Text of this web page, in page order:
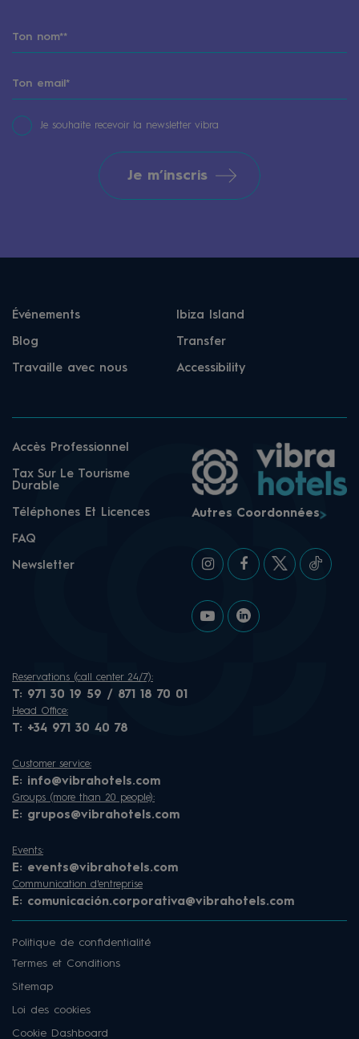
Je souhaite recevoir la newsletter vibra
Je m’inscris
Événements Ibiza Island
Blog Transfer
Travaille avec nous Accessibility
Accès Professionnel
Tax Sur Le Tourisme
Durable
Téléphones Et Licences
FAQ
Newsletter
Autres Coordonnées
Reservations (call center 24/7):
T: 971 30 19 59 / 871 18 70 01
Head Office:
T: +34 971 30 40 78
Customer service:
E: info@vibrahotels.com
Groups (more than 20 people):
E: grupos@vibrahotels.com
Events:
E: events@vibrahotels.com
Communication d'entreprise
E: comunicación.corporativa@vibrahotels.com
Politique de confidentialité
Termes et Conditions
Sitemap
Loi des cookies
Cookie Dashboard